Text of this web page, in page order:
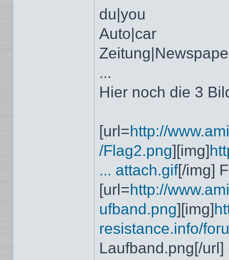
du|you
Auto|car
...
Hier noch die 3
[url=http://
/Flag2.png][img]
... attach.gif[/img]
[url=http://
ufband.png][img]
resistance.info/
Laufband.png[/url]